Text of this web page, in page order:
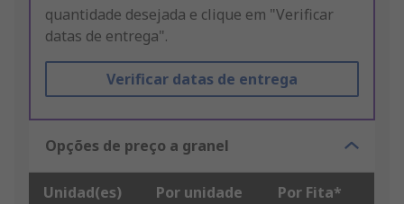
quantidade desejada e clique em "Verificar
datas de entrega".
Verificar datas de entrega
Opções de preço a granel
Unidad(es) Por unidade Por Fita*